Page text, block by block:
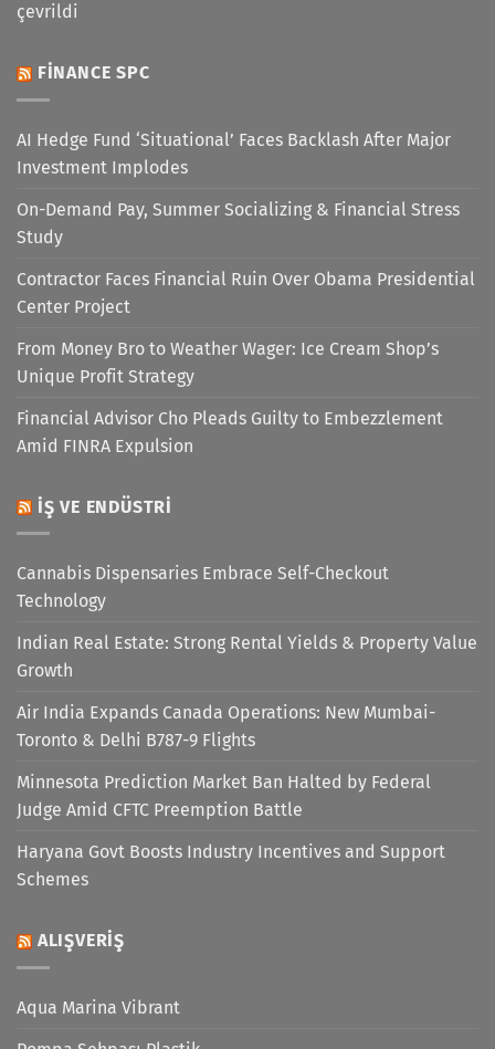
çevrildi
FINANCE SPC
AI Hedge Fund ‘Situational’ Faces Backlash After Major
Investment Implodes
On-Demand Pay, Summer Socializing & Financial Stress
Study
Contractor Faces Financial Ruin Over Obama Presidential
Center Project
From Money Bro to Weather Wager: Ice Cream Shop’s
Unique Profit Strategy
Financial Advisor Cho Pleads Guilty to Embezzlement
Amid FINRA Expulsion
İŞ VE ENDÜSTRI
Cannabis Dispensaries Embrace Self-Checkout
Technology
Indian Real Estate: Strong Rental Yields & Property Value
Growth
Air India Expands Canada Operations: New Mumbai-
Toronto & Delhi B787-9 Flights
Minnesota Prediction Market Ban Halted by Federal
Judge Amid CFTC Preemption Battle
Haryana Govt Boosts Industry Incentives and Support
Schemes
ALIŞVERIŞ
Aqua Marina Vibrant